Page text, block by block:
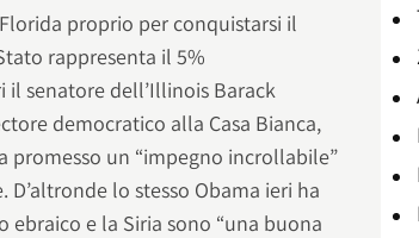
proprio per conquistarsi il
rappresenta il 5%
il senatore dell’Illinois Barack
democratico alla Casa Bianca,
promesso un “impegno incrollabile”
lo stesso Obama ieri ha
e la Siria sono “una buona